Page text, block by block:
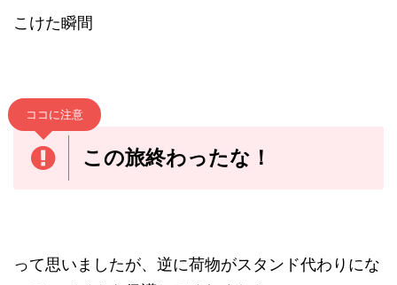
こけた瞬間
ココに注意
この旅終わったな！
って思いましたが、逆に荷物がスタンド代わりにな